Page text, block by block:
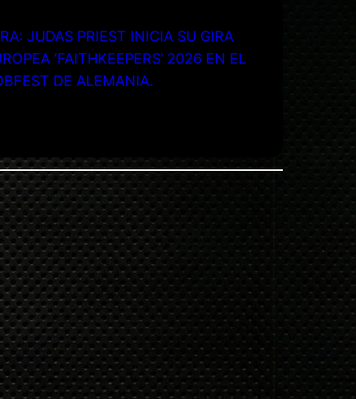
JUDAS PRIEST INICIA SU GIRA
‘FAITHKEEPERS’ 2026 EN EL
DE ALEMANIA.